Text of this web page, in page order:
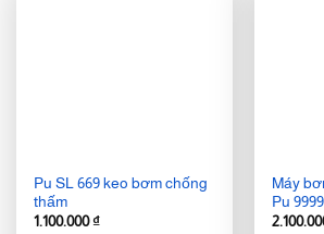
Pu SL 669 keo bơm chống
thấm
1.100.000₫
Máy
Pu 9999